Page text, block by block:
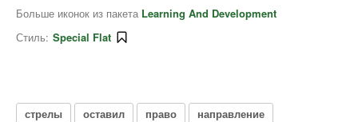
Больше иконок из пакета Learning And Development
Стиль: Special Flat
стрелы оставил право
направление